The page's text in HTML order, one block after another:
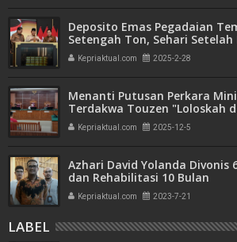
Deposito Emas Pegadaian
Setengah Ton, Sehari Setelah
Bank Emas
Kepriaktual.com 2025-2-28
Menanti Putusan Perkara
Terdakwa Touzen "Loloskah
Seumur Hidup atau Mati"
Kepriaktual.com 2025-12-5
Azhari David Yolanda Divonis
dan Rehabilitasi 10 Bulan
Kepriaktual.com 2023-7-21
LABEL